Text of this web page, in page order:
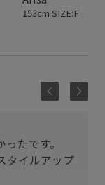
153cm SIZE:F
たです。
タイルアップ